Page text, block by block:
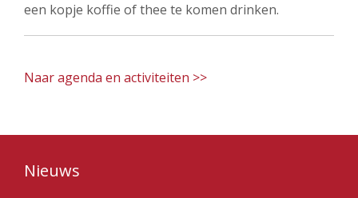
een kopje koffie of thee te komen drinken.
Naar agenda en activiteiten >>
Nieuws